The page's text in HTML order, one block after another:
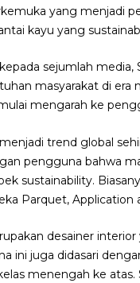
yang menjadi
kayu yang
sejumlah
masyarakat di era
mengarah ke
menjadi trend global
pengguna bahwa
sustainability.
Parquet,
desainer
ini juga didasari
menengah ke